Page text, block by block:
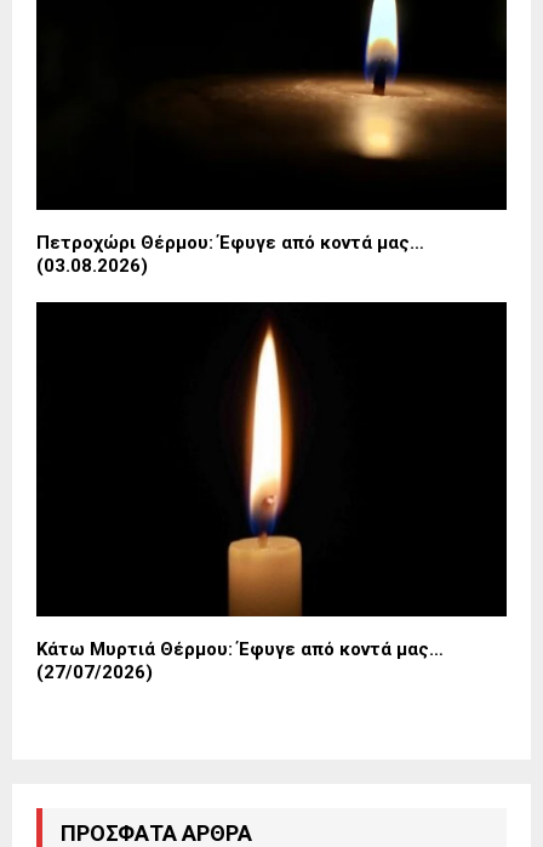
Πετροχώρι Θέρμου: Έφυγε από κοντά μας…
(03.08.2026)
Κάτω Μυρτιά Θέρμου: Έφυγε από κοντά μας…
(27/07/2026)
ΠΡΌΣΦΑΤΑ ΆΡΘΡΑ